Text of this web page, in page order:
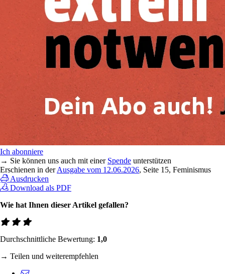
Ich abonniere
→ Sie können uns auch mit einer Spende unterstützen
Erschienen in derAusgabe vom 12.06.2026, Seite 15, Feminismus
Ausdrucken
Download als PDF
Wie hat Ihnen dieser Artikel gefallen?
Durchschnittliche Bewertung: 1,0
→ Teilen und weiterempfehlen